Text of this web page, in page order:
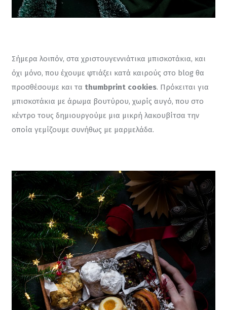
Σήμερα λοιπόν, στα χριστουγεννιάτικα μπισκοτάκια, και
όχι μόνο, που έχουμε φτιάξει κατά καιρούς στο blog θα
προσθέσουμε και τα thumbprint cookies. Πρόκειται για
μπισκοτάκια με άρωμα βουτύρου, χωρίς αυγό, που στο
κέντρο τους δημιουργούμε μια μικρή λακουβίτσα την
οποία γεμίζουμε συνήθως με μαρμελάδα.